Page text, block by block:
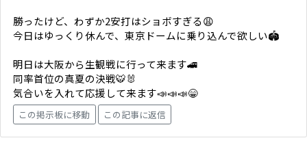
勝ったけど、わずか2安打はショボすぎる😩
今日はゆっくり休んで、東京ドームに乗り込んで欲しい🏟️
明日は大阪から生観戦に行って来ます🚄
同率首位の真夏の決戦🐯🐰
気合いを入れて応援して来ます📣📣📣😁
この掲示板に移動 この記事に返信